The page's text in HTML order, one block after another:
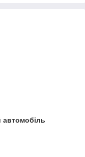
автомобіль